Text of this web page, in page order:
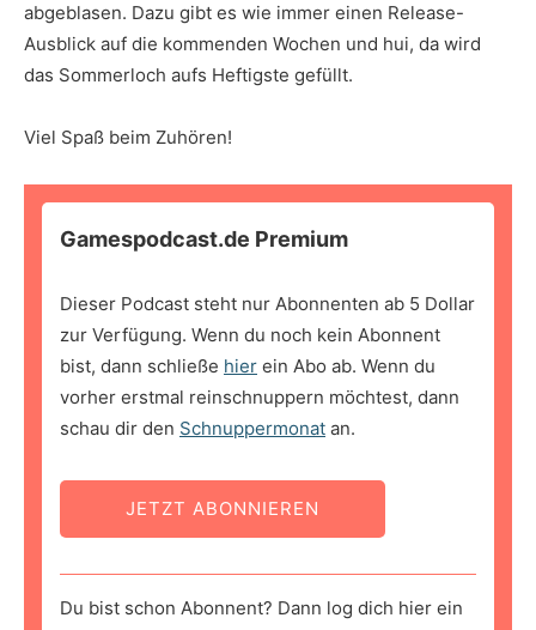
abgeblasen. Dazu gibt es wie immer einen Release-
Ausblick auf die kommenden Wochen und hui, da wird
das Sommerloch aufs Heftigste gefüllt.
Viel Spaß beim Zuhören!
Gamespodcast.de Premium
Dieser Podcast steht nur Abonnenten ab 5 Dollar
zur Verfügung. Wenn du noch kein Abonnent
bist, dann schließe hier ein Abo ab. Wenn du
vorher erstmal reinschnuppern möchtest, dann
schau dir den Schnuppermonat an.
JETZT ABONNIEREN
Du bist schon Abonnent? Dann log dich hier ein